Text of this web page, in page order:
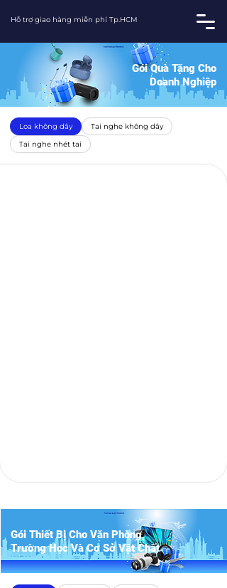
Hỗ trợ giao hàng miễn phí Tp.HCM
Gói Quà Tặng Cho
Doanh Nghiệp
Loa không dây
Tai nghe không dây
Tai nghe nhét tai
Gói Thiết Bị Cho Văn Phòng,
Trường Học Và Cơ Sở Vật Chất